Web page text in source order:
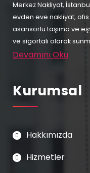
Merkez Nakliyat,
evden eve nakliyat, ofis
asansörlü taşıma ve
ve sigortalı olarak
Devamını Oku
Kurumsal
Hakkımızda
Hizmetler